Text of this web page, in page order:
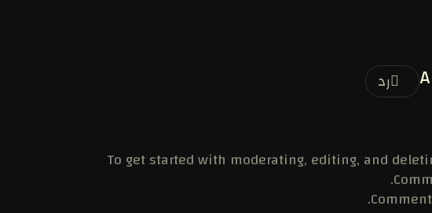
رد
To get started with moderating, editing, and
.